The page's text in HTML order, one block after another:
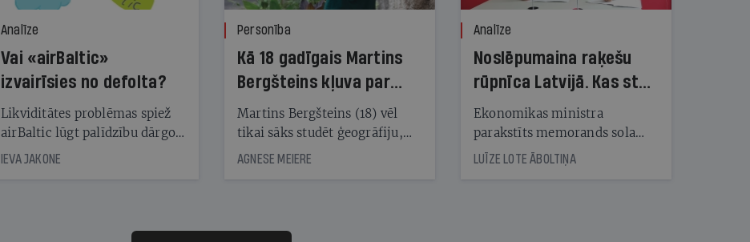
Analīze
Vai «airBaltic»
izvairīsies no defolta?
Likviditātes problēmas spiež
airBaltic lūgt palīdzību dārgo
obligāciju turētājiem, taču
samaksāt augstos procentus,
IEVA JAKONE
Personība
Kā 18 gadīgais Martins
Bergšteins kļuva par
laika ziņu seju?
Martins Bergšteins (18) vēl
tikai sāks studēt ģeogrāfiju,
bet viņa sacītajam jau uzticas
uzcītīga darba, mammas
AGNESE MEIERE
Analīze
Noslēpumaina raķešu
rūpnīca Latvijā. Kas stāv
aiz vērienīgā
priekšvēlēšanu
solījuma?
Ekonomikas ministra
parakstīts memorands sola
Latvijā būvēt artilērijas raķešu
rūpnīcu, taču ASV investoram
LUĪZE LOTE ĀBOLTIŅA